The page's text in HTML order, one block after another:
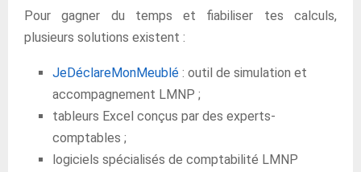
Pour gagner du temps et fiabiliser tes calculs,
plusieurs solutions existent :
JeDéclareMonMeublé : outil de simulation et
accompagnement LMNP ;
tableurs Excel conçus par des experts-
comptables ;
logiciels spécialisés de comptabilité LMNP